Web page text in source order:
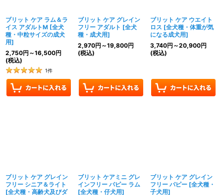
ブリット ケア ラム＆ラ
イス アダルトM [全犬
種・中粒サイズの成犬
用]
2,750円 ～16,500円
(税込)
1件
ブリット ケア グレイン
フリー アダルト [全犬
種・成犬用]
2,970円 ～19,800円
(税込)
ブリット ケア ウエイト
ロス [全犬種・体重が気
になる成犬用]
3,740円 ～20,900円
(税込)
ブリット ケア グレイン
フリー シニア＆ライト
[全犬種・高齢犬及びダ
ブリット ケアミニ グレ
インフリー パピー ラム
[全犬種・仔犬用]
ブリット ケア グレイン
フリー パピー [全犬種・
子犬用]